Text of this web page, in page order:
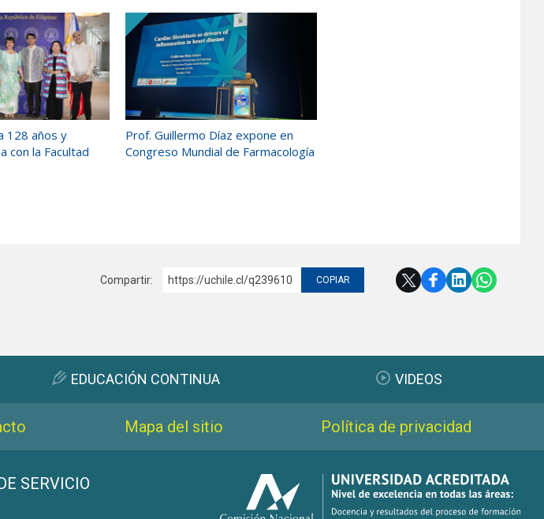
128 años y
con la Facultad
Prof. Guillermo Díaz expone en
Congreso Mundial de Farmacología
Compartir: https://uchile.cl/q239610 COPIAR
EDUCACIÓN CONTINUA VIDEOS
Mapa del sitio Política de privacidad
SERVICIO